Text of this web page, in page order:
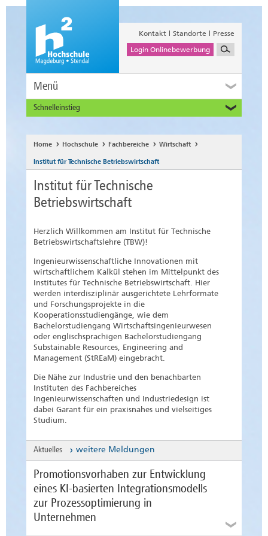
Kontakt Standorte
Presse
Login Onlinebewerbung
Menü
Schnelleinstieg
Alumni
Unternehmen und Institutionen
Studierende
Beschäftigte
International
Home Hochschule Fachbereiche Wirtschaft
Institut für Technische Betriebswirtschaft
Institut für Technische
Betriebswirtschaft
Herzlich Willkommen am Institut für Technische
Betriebswirtschaftslehre (TBW)!
Ingenieurwissenschaftliche Innovationen mit
wirtschaftlichem Kalkül stehen im Mittelpunkt des
Institutes für Technische Betriebswirtschaft. Hier
werden interdisziplinär ausgerichtete Lehrformate
und Forschungsprojekte in die
Kooperationsstudiengänge, wie dem
Bachelorstudiengang Wirtschaftsingenieurwesen
oder englischsprachigen Bachelorstudiengang
Substainable Resources, Engineering and
Management (StREaM) eingebracht.
Die Nähe zur Industrie und den benachbarten
Instituten des Fachbereiches
Ingenieurwissenschaften und Industriedesign ist
dabei Garant für ein praxisnahes und vielseitiges
Studium.
Aktuelles weitere Meldungen
Promotionsvorhaben zur Entwicklung
eines KI-basierten Integrationsmodells
zur Prozessoptimierung in
Unternehmen